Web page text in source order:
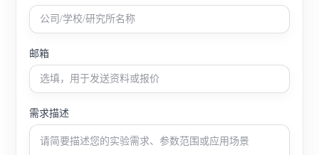
邮箱
需求描述